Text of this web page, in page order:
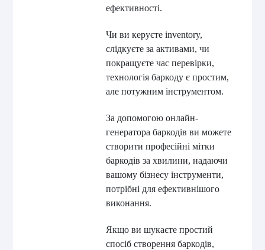
ефективності.
Чи ви керуєте inventory,
слідкуєте за активами, чи
покращуєте час перевірки,
технологія баркоду є простим,
але потужним інструментом.
За допомогою онлайн-
генератора баркодів ви можете
створити професійні мітки
баркодів за хвилини, надаючи
вашому бізнесу інструменти,
потрібні для ефективнішого
виконання.
Якщо ви шукаєте простий
спосіб створення баркодів,